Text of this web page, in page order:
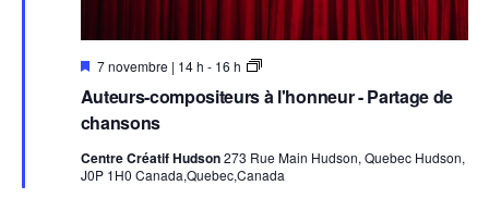
Auteurs-compositeurs à l'honneur - Partage de
chansons
E
v
e
d
e
t
t
7 novembre | 14 h - 16 h
A
r
s
-
Centre Créatif Hudson273 Rue Main Hudson, Quebec Hudson,
J0P 1H0 Canada,Quebec,Canada